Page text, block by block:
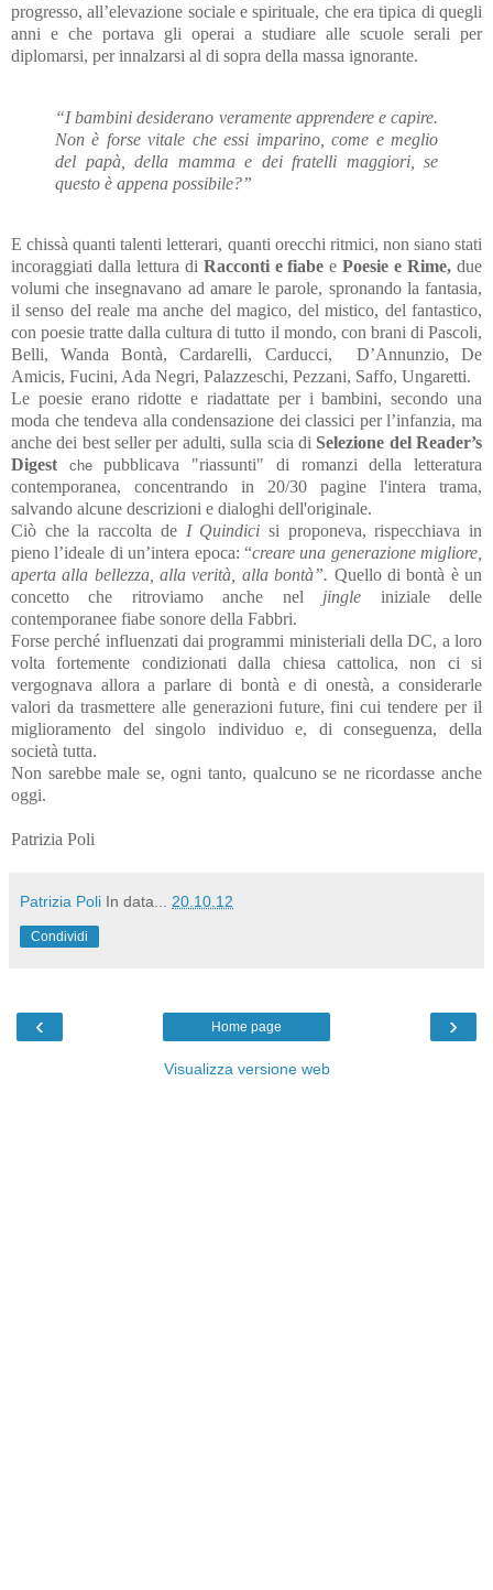
progresso, all’elevazione sociale e spirituale, che era tipica di quegli
anni e che portava gli operai a studiare alle scuole serali per
diplomarsi, per innalzarsi al di sopra della massa ignorante.
“I bambini desiderano veramente apprendere e capire.
Non è forse vitale che essi imparino, come e meglio
del papà, della mamma e dei fratelli maggiori, se
questo è appena possibile?”
E chissà quanti talenti letterari, quanti orecchi ritmici, non siano stati
incoraggiati dalla lettura di Racconti e fiabee Poesie e Rime,due
volumi che insegnavano ad amare le parole, spronando la fantasia,
il senso del reale ma anche del magico, del mistico, del fantastico,
con poesie tratte dalla cultura di tutto il mondo, con brani di Pascoli,
Belli, Wanda Bontà, Cardarelli, Carducci, D’Annunzio, De
Amicis, Fucini, Ada Negri, Palazzeschi, Pezzani, Saffo, Ungaretti.
Le poesie erano ridotte e riadattate per i bambini, secondo una
moda che tendeva alla condensazione dei classici per l’infanzia, ma
anche dei best seller per adulti, sulla scia di Selezione del Reader’s
Digest chepubblicava
"riassunti" di romanzi della letteratura
contemporanea, concentrando in 20/30 pagine l'intera trama,
salvando alcune descrizioni e dialoghi dell'originale.
Ciò che la raccolta de I Quindici si proponeva, rispecchiava in
pieno l’ideale di un’intera epoca: “creare una generazione migliore,
aperta alla bellezza, alla verità, alla bontà”. Quello di bontà è un
concetto che ritroviamo anche nel jingle iniziale delle
contemporanee fiabe sonore della Fabbri.
Forse perché influenzati dai programmi ministeriali della DC, a loro
volta fortemente condizionati dalla chiesa cattolica, non ci si
vergognava allora a parlare di bontà e di onestà, a considerarle
valori da trasmettere alle generazioni future, fini cui tendere per il
miglioramento del singolo individuo e, di conseguenza, della
società tutta.
Non sarebbe male se, ogni tanto, qualcuno se ne ricordasse anche
oggi.
Patrizia Poli
Patrizia Poli In data... 20.10.12
Condividi
‹ ›
Home page
Visualizza versione web